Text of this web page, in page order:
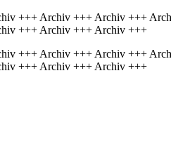
+++ Archiv +++ Archiv +++
+++ Archiv +++ Archiv +++
+++ Archiv +++ Archiv +++
+++ Archiv +++ Archiv +++